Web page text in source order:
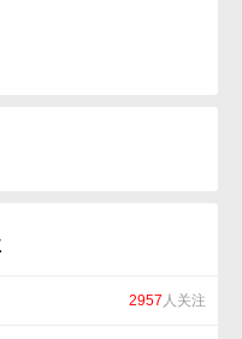
2957 人关注